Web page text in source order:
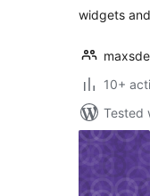
widgets
10+
Tested